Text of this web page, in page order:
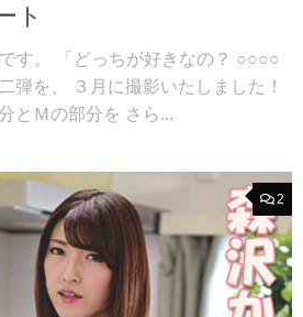
ト
す。 「どっちが好きなの？ ○○○○
弾を、 ３月に撮影いたしました！
とＭの部分を さら...
2